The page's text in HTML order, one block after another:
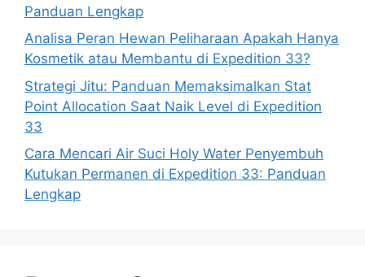
Panduan Lengkap
Analisa Peran Hewan Peliharaan Apakah Hanya
Kosmetik atau Membantu di Expedition 33?
Strategi Jitu: Panduan Memaksimalkan Stat
Point Allocation Saat Naik Level di Expedition
33
Cara Mencari Air Suci Holy Water Penyembuh
Kutukan Permanen di Expedition 33: Panduan
Lengkap